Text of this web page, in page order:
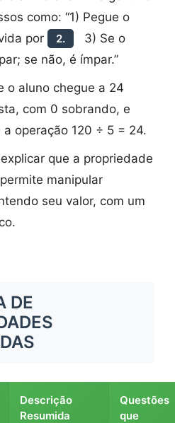
como: “1) Pegue o
por
2.
3) Se o
se não, é ímpar.”
o aluno chegue a 24
com 0 sobrando, e
operação 120 ÷ 5 = 24.
que a propriedade
manipular
seu valor, com um
DE
Descrição
Resumida
Questões
que